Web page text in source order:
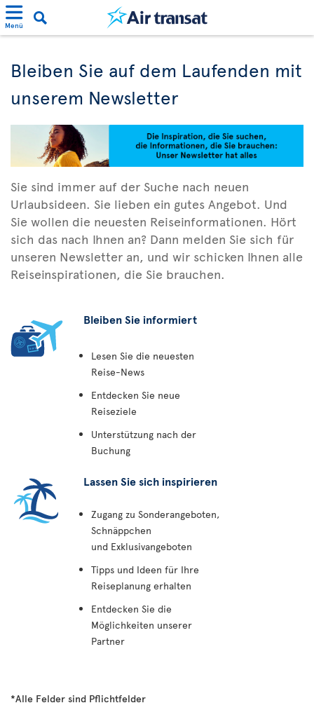
Menü
Bleiben Sie auf dem Laufenden mit
unserem Newsletter
Sie sind immer auf der Suche nach neuen
Urlaubsideen. Sie lieben ein gutes Angebot. Und
Sie wollen die neuesten Reiseinformationen. Hört
sich das nach Ihnen an? Dann melden Sie sich für
unseren Newsletter an, und wir schicken Ihnen alle
Reiseinspirationen, die Sie brauchen.
Bleiben Sie informiert
Lesen Sie die neuesten
Reise-News
Entdecken Sie neue
Reiseziele
Unterstützung nach der
Buchung
Lassen Sie sich inspirieren
Zugang zu Sonderangeboten,
Schnäppchen
und Exklusivangeboten
Tipps und Ideen für Ihre
Reiseplanung erhalten
Entdecken Sie die
Möglichkeiten unserer
Partner
*Alle Felder sind Pflichtfelder